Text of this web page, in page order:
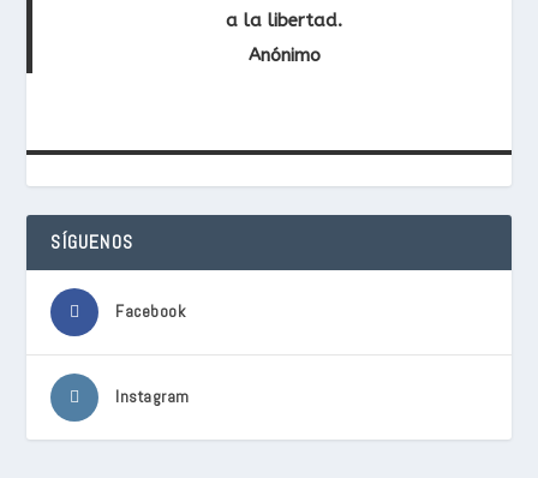
a la libertad.
Anónimo
SÍGUENOS
Facebook
Instagram